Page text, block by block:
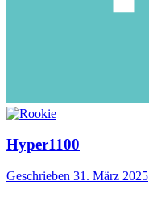
Hyper1100
Geschrieben 31. März 2025